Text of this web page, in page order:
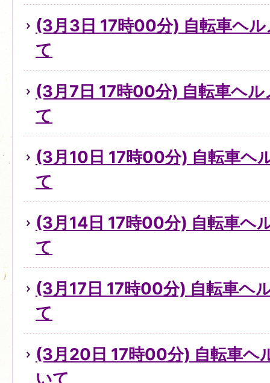
(3月3日 17時00分) 自転車ヘ
て
(3月7日 17時00分) 自転車ヘ
て
(3月10日 17時00分) 自転車ヘ
て
(3月14日 17時00分) 自転車ヘ
て
(3月17日 17時00分) 自転車ヘ
て
(3月20日 17時00分) 自転車ヘ
いて